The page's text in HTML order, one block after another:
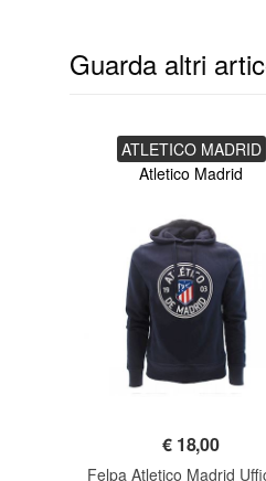
Guarda altri
ATLETICO MADRID
Atletico Madrid
€ 18,00
Felpa Atletico Madrid